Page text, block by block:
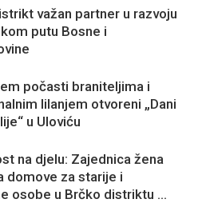
važan partner u razvoju
putu Bosne i
počasti braniteljima i
lilanjem otvoreni „Dani
u Uloviću
na djelu: Zajednica žena
domove za starije i
osobe u Brčko distriktu ...